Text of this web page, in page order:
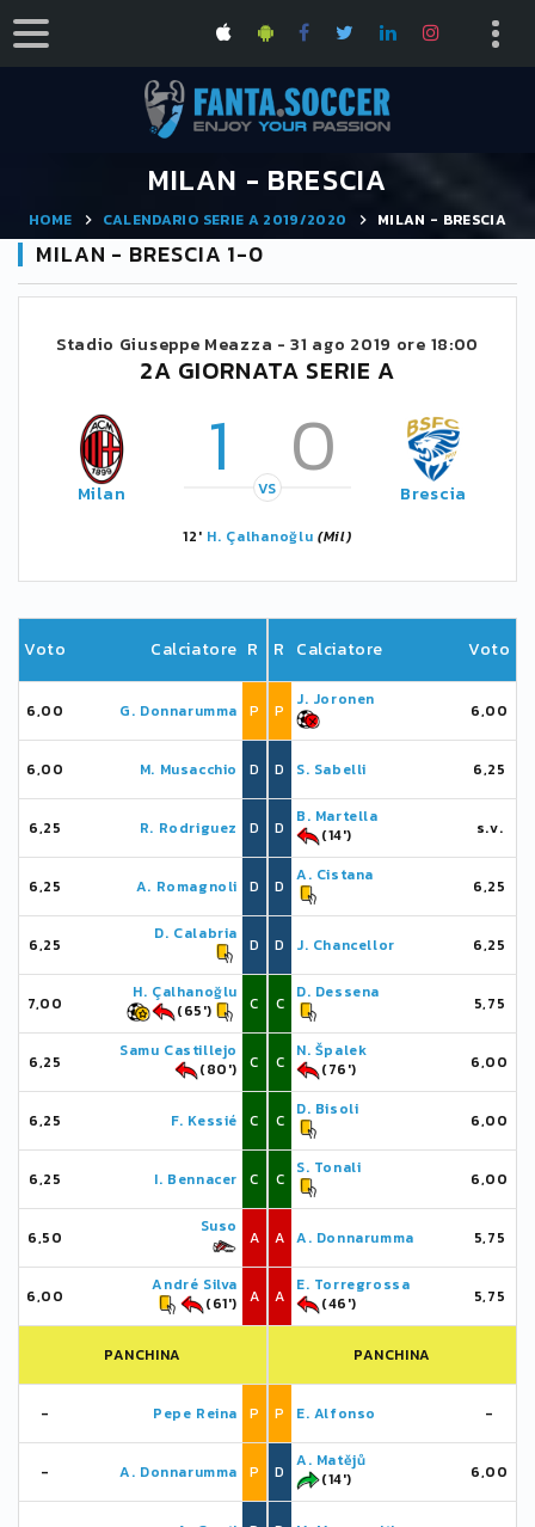
MILAN - BRESCIA
HOME CALENDARIO SERIE A 2019/2020 MILAN - BRESCIA
MILAN - BRESCIA 1-0
Stadio Giuseppe Meazza -31 ago 2019 ore 18:00
2A GIORNATA SERIE A
Milan 1 0
VS Brescia
12' H. Çalhanoğlu (Mil)
Voto Calciatore R
6,00 G. Donnarumma P
6,00 M. Musacchio D
6,25 R. Rodriguez D
6,25 A. Romagnoli D
6,25
D. Calabria
D
7,00
H. Çalhanoğlu
(65')
C
6,25
Samu Castillejo
(80')
C
6,25 F. Kessié C
6,25 I. Bennacer C
6,50
Suso
A
6,00
André Silva
(61')
A
PANCHINA
- Pepe Reina P
- A. Donnarumma P
R Calciatore Voto
P
J. Joronen
6,00
D S. Sabelli 6,25
D
B. Martella
(14')
s.v.
D
A. Cistana
6,25
D J. Chancellor 6,25
C
D. Dessena
5,75
C
N. Špalek
(76')
6,00
C
D. Bisoli
6,00
C
S. Tonali
6,00
A A. Donnarumma 5,75
A
E. Torregrossa
(46')
5,75
PANCHINA
P E. Alfonso -
D
A. Matějů
(14')
6,00